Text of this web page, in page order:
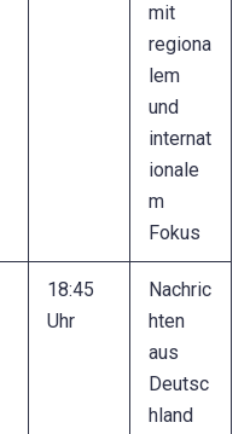
mit
regiona
lem
und
internat
ionale
m
Fokus
18:45
Uhr
Nachric
hten
aus
Deutsc
hland